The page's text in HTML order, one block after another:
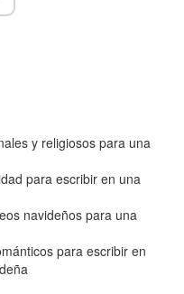
y religiosos para una
para escribir en una
navideños para una
para escribir en